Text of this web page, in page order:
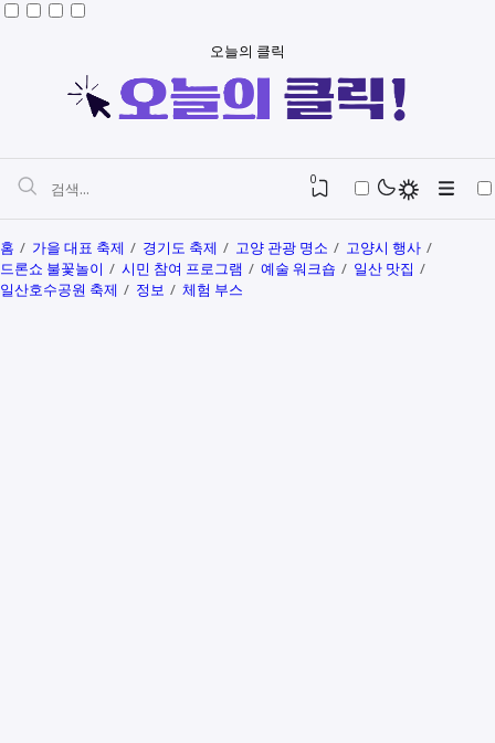
오늘의 클릭
0
홈 가을 대표 축제 경기도 축제 고양 관광 명소
고양시 행사
드론쇼 불꽃놀이
시민 참여 프로그램 예술 워크숍
일산 맛집
일산호수공원 축제
정보 체험 부스